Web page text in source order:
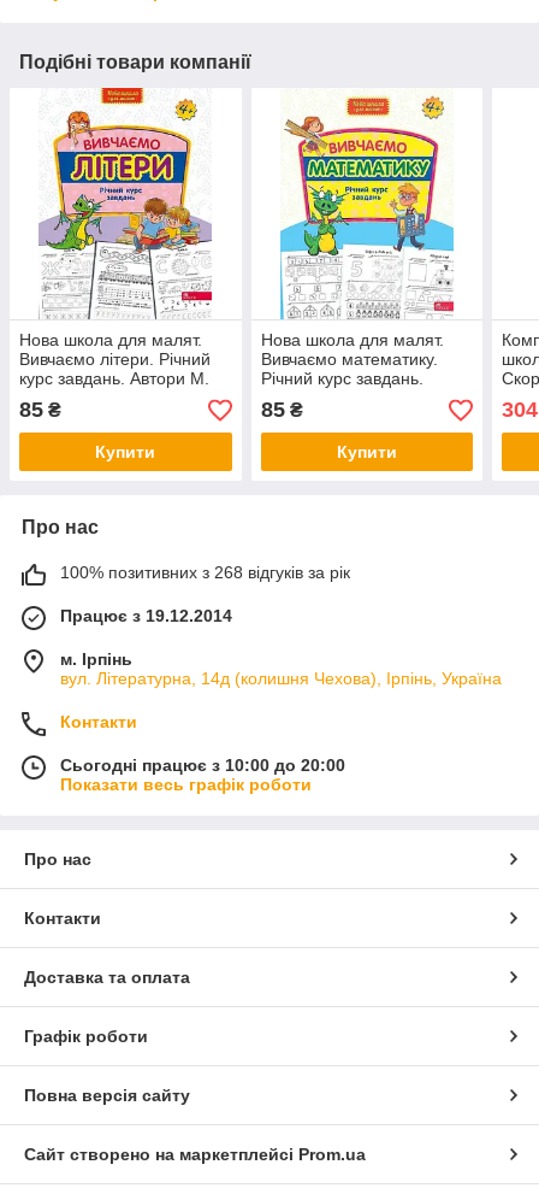
Подібні товари компанії
Нова школа для малят.
Вивчаємо літери. Річний
курс завдань. Автори М.
Гілевич, Світлана
Бондаренко
85 ₴
Купити
Нова школа для малят.
Вивчаємо математику.
Річний курс завдань.
Автори М. Гілевич,
Світлана Бондаренко
85₴
Купити
Про нас
100% позитивних з 268 відгуків за рік
Працює з 19.12.2014
м. Ірпінь
вул. Літературна, 14д (колишня Чехова), Ірпінь, Україна
Контакти
Сьогодні працює з 10:00 до 20:00
Показати весь графік роботи
Про нас
Контакти
Доставка та оплата
Графік роботи
Повна версія сайту
Сайт створено на маркетплейсі Prom.ua